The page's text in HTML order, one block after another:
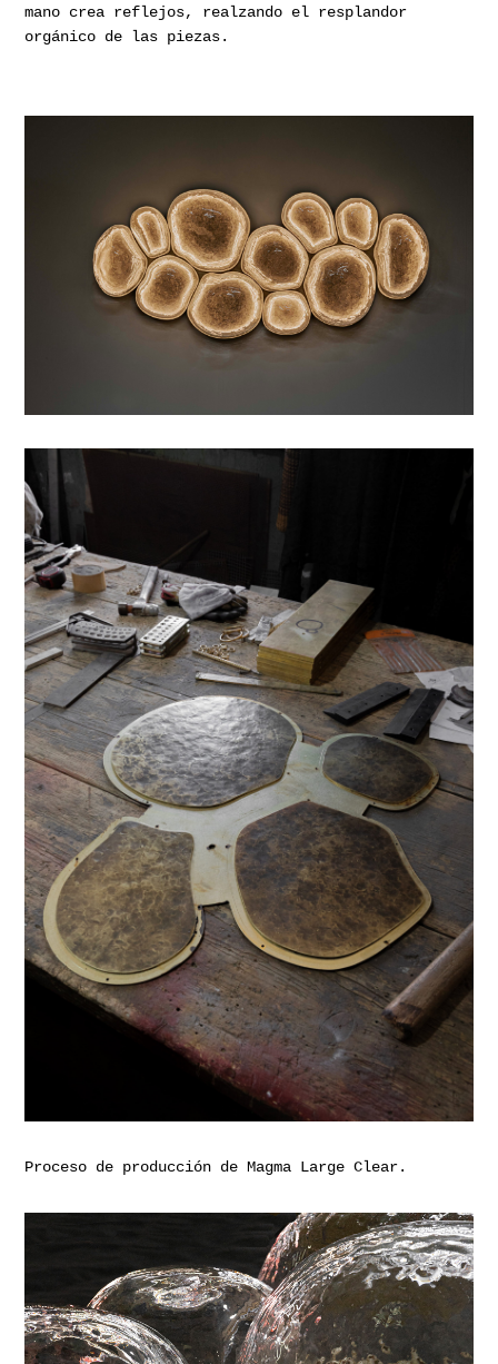
mano crea reflejos, realzando el resplandor
orgánico de las piezas.
Proceso de producción de Magma Large Clear.